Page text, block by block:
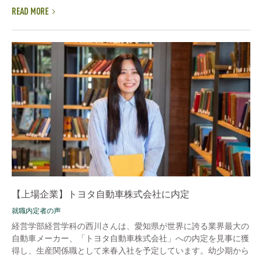
READ MORE
【上場企業】トヨタ自動車株式会社に内定
就職内定者の声
経営学部経営学科の西川さんは、愛知県が世界に誇る業界最大の
自動車メーカー、「トヨタ自動車株式会社」への内定を見事に獲
得し、生産関係職として来春入社を予定しています。幼少期から